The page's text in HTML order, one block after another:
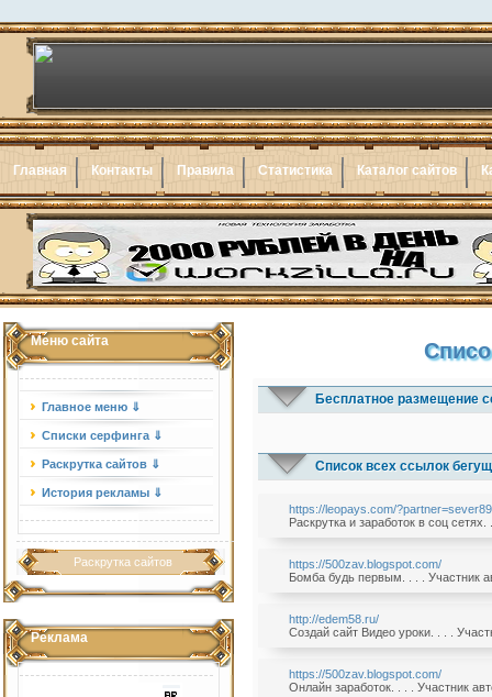
Главная Контакты Правила Статистика Каталог сайтов
Меню сайта
Главное меню ⇓
Списки серфинга ⇓
Раскрутка сайтов ⇓
История рекламы ⇓
Раскрутка сайтов
Реклама
Бесплатное размещение
Список всех ссылок
https://leopays.com/
Раскрутка и заработок в соц
https://500zav.blogspot.com/
Бомба будь первым. . . . Участник
http://edem58.ru/
Создай сайт Видео уроки. . . .
https://500zav.blogspot.com/
Онлайн заработок. . . . Участник